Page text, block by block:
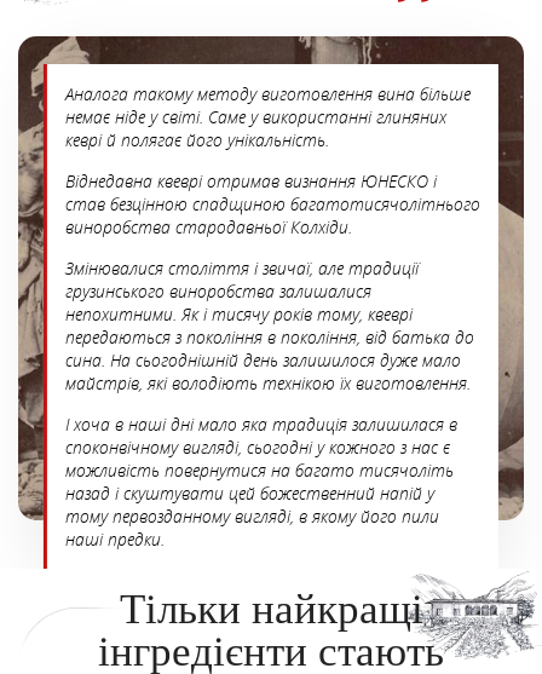
Аналога такому методу виготовлення вина більше
немає ніде у світі. Саме у використанні глиняних
кеврі й полягає його унікальність.
Віднедавна квеврі отримав визнання ЮНЕСКО і
став безцінною спадщиною багатотисячолітнього
виноробства стародавньої Колхіди.
Змінювалися століття і звичаї, але традиції
грузинського виноробства залишалися
непохитними. Як і тисячу років тому, квеврі
передаються з покоління в покоління, від батька до
сина. На сьогоднішній день залишилося дуже мало
майстрів, які володіють технікою їх виготовлення.
І хоча в наші дні мало яка традиція залишилася в
споконвічному вигляді, сьогодні у кожного з нас є
можливість повернутися на багато тисячоліть
назад і скуштувати цей божественний напій у
тому первозданному вигляді, в якому його пили
наші предки.
Тільки найкращі
інгредієнти стають